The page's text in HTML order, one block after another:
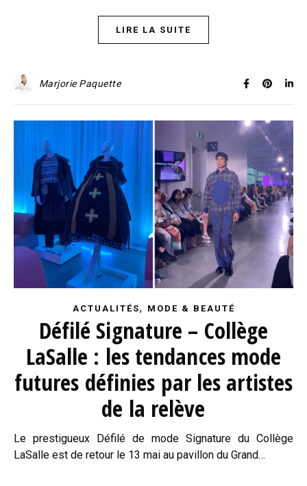
LIRE LA SUITE
Marjorie Paquette
ACTUALITÉS, MODE & BEAUTÉ
Défilé Signature – Collège
LaSalle : les tendances mode
futures définies par les artistes
de la relève
Le prestigueux Défilé de mode Signature du Collège
LaSalle est de retour le 13 mai au pavillon du Grand…